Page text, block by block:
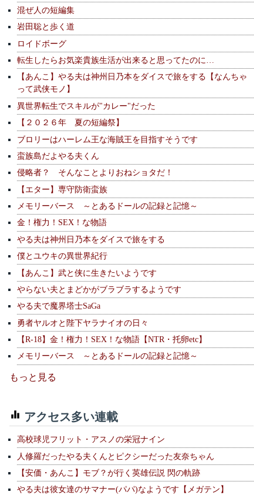
混ぜ人の短編集
岩田聡と歩く道
ロイドボーグ
転生したらお気楽貴族生活が出来ると思ってたのに…
【あんこ】やる夫は神州日乃本をダイスで旅をする【なんちゃ
って武侠モノ】
異世界転生でスキルが"カレー"だった
【２０２６年 夏の短編祭】
ブロリーはハーレム王な海賊王を目指すそうです
蛮族島だよやる夫くん
侵略者？ そんなことよりおねショタだ！
【エター】専守防衛蛮族
メモリーバース ～とあるドールの記録と記憶～
金！権力！SEX！な物語
やる夫は神州日乃本をダイスで旅をする
僕とユウキの異世界紀行
【あんこ】武と侠に生きたいようです
やらない夫とまどかがブラブラするようです
やる夫で魔界塔士SaGa
勇者ヤルオと陛下ヤラナイオの日々
【R-18】金！権力！SEX！な物語【NTR・托卵etc】
メモリーバース ～とあるドールの記録と記憶～
もっと見る
アクセス多い連載
高校球児フリット・アスノの栄冠ナイン
人修羅だったやる夫くんとピクシーだった友奈ちゃん
【安価・あんこ】モブ？が行く英雄伝説 閃の軌跡
やる夫は彼女達のサマナー(パパ)なようです【メガテン】